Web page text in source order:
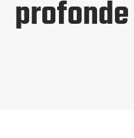
Tous les types de
profonde